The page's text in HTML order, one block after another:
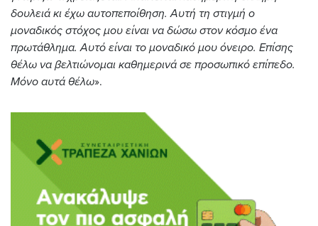
δουλειά κι έχω αυτοπεποίθηση. Αυτή τη στιγμή ο
μοναδικός στόχος μου είναι να δώσω στον κόσμο ένα
πρωτάθλημα. Αυτό είναι το μοναδικό μου όνειρο. Επίσης
θέλω να βελτιώνομαι καθημερινά σε προσωπικό επίπεδο.
Μόνο αυτά θέλω».